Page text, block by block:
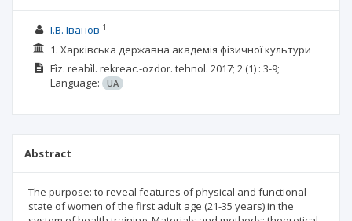
І.В. Іванов 1
1. Харківська державна академія фізичної культури
Fìz. reabìl. rekreac.-ozdor. tehnol. 2017; 2(1) : 3-9;
Language:
UA
Abstract
The purpose: to reveal features of physical and functional
state of women of the first adult age (21-35 years) in the